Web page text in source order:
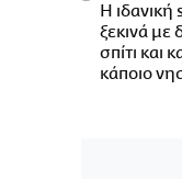
Η
ξεκινά με
σπίτι και
κάποιο